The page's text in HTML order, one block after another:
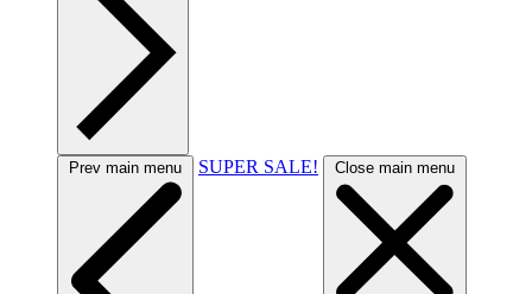
Prev main menu SUPER SALE! Close main menu